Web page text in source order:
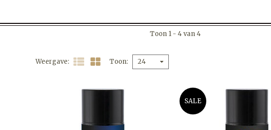
Toon 1 - 4 van 4
Weergave Toon 24
SALE